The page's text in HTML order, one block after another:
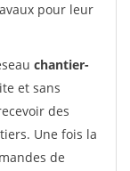
pour leur
chantier-
et sans
des
Une fois la
de